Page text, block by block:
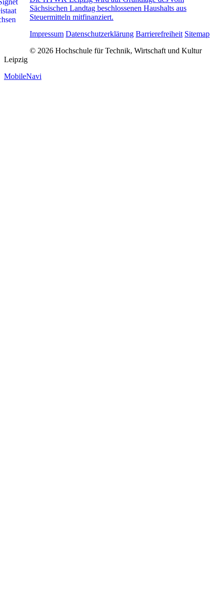
Sächsischen Landtag beschlossenen Haushalts aus
Steuermitteln mitfinanziert.
Impressum Datenschutzerklärung Barrierefreiheit Sitemap
© 2026 Hochschule für Technik, Wirtschaft und Kultur
Leipzig
MobileNavi